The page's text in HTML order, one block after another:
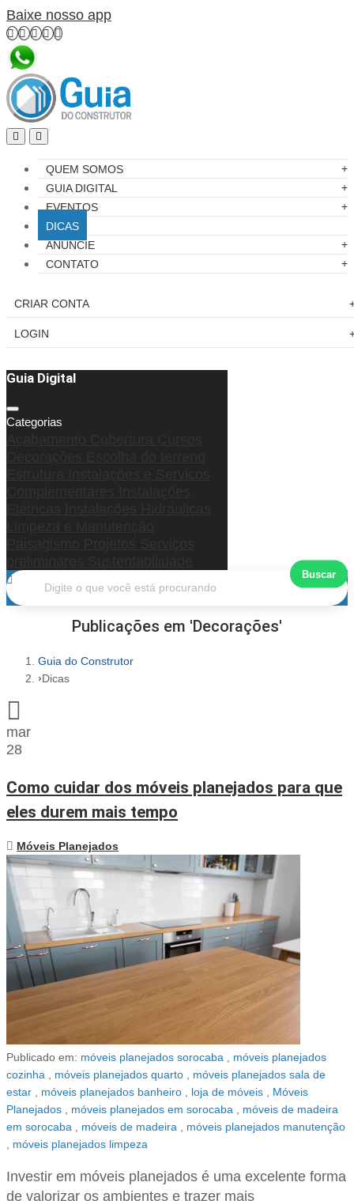
Baixe nosso app
QUEM SOMOS
GUIA DIGITAL
EVENTOS
DICAS
ANUNCIE
CONTATO
CRIAR CONTA
LOGIN
Guia Digital
Categorias
Buscar
Publicações em 'Decorações'
Guia do Construtor
Dicas
mar
28
Como cuidar dos móveis planejados para que
eles durem mais tempo
Móveis Planejados
Publicado em: móveis planejados sorocaba , móveis planejados
cozinha , móveis planejados quarto , móveis planejados sala de
estar , móveis planejados banheiro , loja de móveis , Móveis
Planejados , móveis planejados em sorocaba , móveis de madeira
em sorocaba , móveis de madeira , móveis planejados manutenção
, móveis planejados limpeza
Investir em móveis planejados é uma excelente forma
de valorizar os ambientes e trazer mais